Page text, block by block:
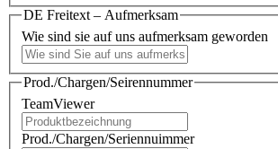
DE Freitext – Aufmerksam
Wie sind sie auf uns aufmerksam geworden
Prod./Chargen/Seirennummer
TeamViewer
Prod./Chargen/Seriennuimmer